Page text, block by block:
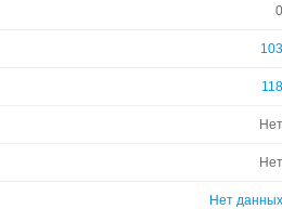
0
103
118
Нет
Нет
Нет данных